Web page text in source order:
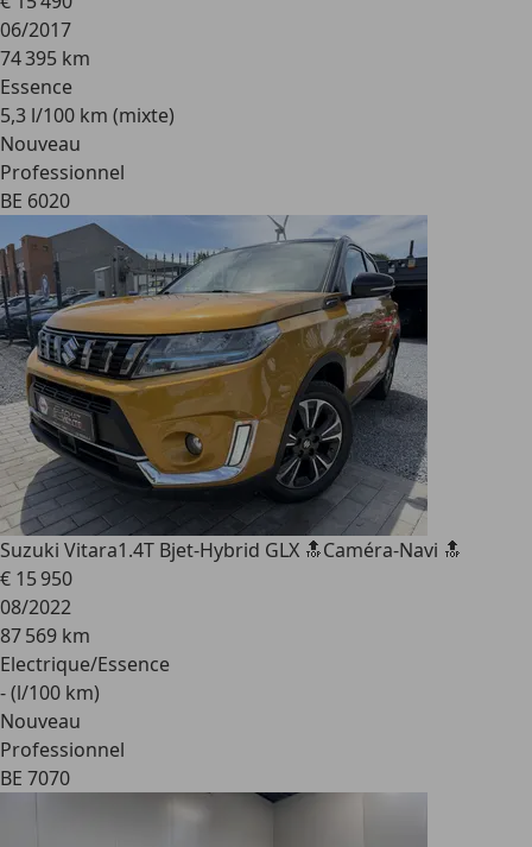
06/2017
74 395 km
Essence
5,3 l/100 km (mixte)
Nouveau
Professionnel
BE 6020
Suzuki Vitara1.4T Bjet-Hybrid GLX 🔝Caméra-Navi 🔝
€ 15 950
08/2022
87 569 km
Electrique/Essence
- (l/100 km)
Nouveau
Professionnel
BE 7070